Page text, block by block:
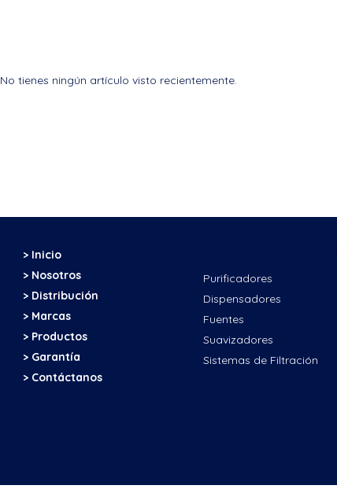
No tienes ningún artículo visto recientemente.
> Inicio
> Nosotros
> Distribución
> Marcas
> Productos
> Garantía
> Contáctanos
Purificadores
Dispensadores
Fuentes
Suavizadores
Sistemas de Filtración